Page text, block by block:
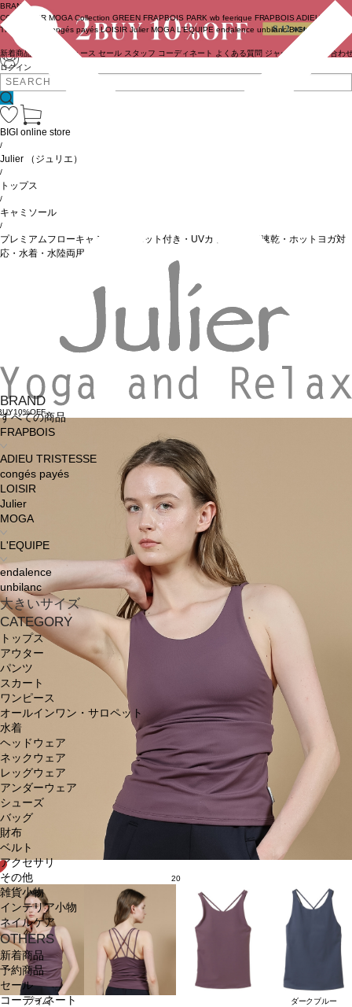
ログイン
BRAND
COUTURIER MOGA Collection GREEN FRAPBOIS PARK wb feerique FRAPBOIS ADIEU
TRISTESSE
congés payés LOISIR Julier MOGA L'EQUIPE endalence unbilanc BIGI online store
新着商品 ニュース セール スタッフ コーディネート よくある質問 ジャーナル お問い合わ
BRAND
すべての商品
FRAPBOIS
ADIEU TRISTESSE
congés payés
LOISIR
Julier
MOGA
L'EQUIPE
endalence
unbilanc
大きいサイズ
CATEGORY
トップス
アウター
パンツ
スカート
ワンピース
オールインワン・サロペット
水着
ヘッドウェア
ネックウェア
レッグウェア
アンダーウェア
シューズ
バッグ
財布
ベルト
アクセサリ
その他
雑貨小物
インテリア小物
ネイルケア
OTHERS
新着商品
予約商品
セール
コーディネート
BIGI online store
/
Julier （ジュリエ）
/
トップス
/
キャミソール
/
プレミアムフローキャミソール/パット付き・UVカット・吸汗速乾・ホットヨガ対
応・水着・水陸両用
20
プラム ダークブルー